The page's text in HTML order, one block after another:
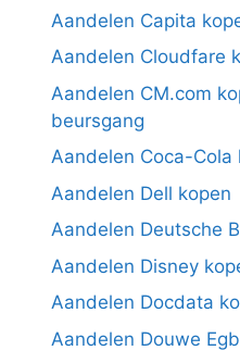
Aandelen Capita
Aandelen Cloudfare
Aandelen CM.com
beursgang
Aandelen Coca-Cola
Aandelen Dell kopen
Aandelen Deutsche
Aandelen Disney
Aandelen Docdata
Aandelen Douwe